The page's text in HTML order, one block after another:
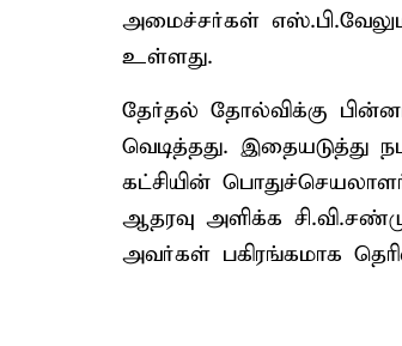
அமைச்சர்கள்
உள்ளது.
தேர்தல் தோல்விக்கு
வெடித்தது.
கட்சியின் பொதுச்செயலாளர்
ஆதரவு அளிக்க
அவர்கள் பகிரங்கமாக